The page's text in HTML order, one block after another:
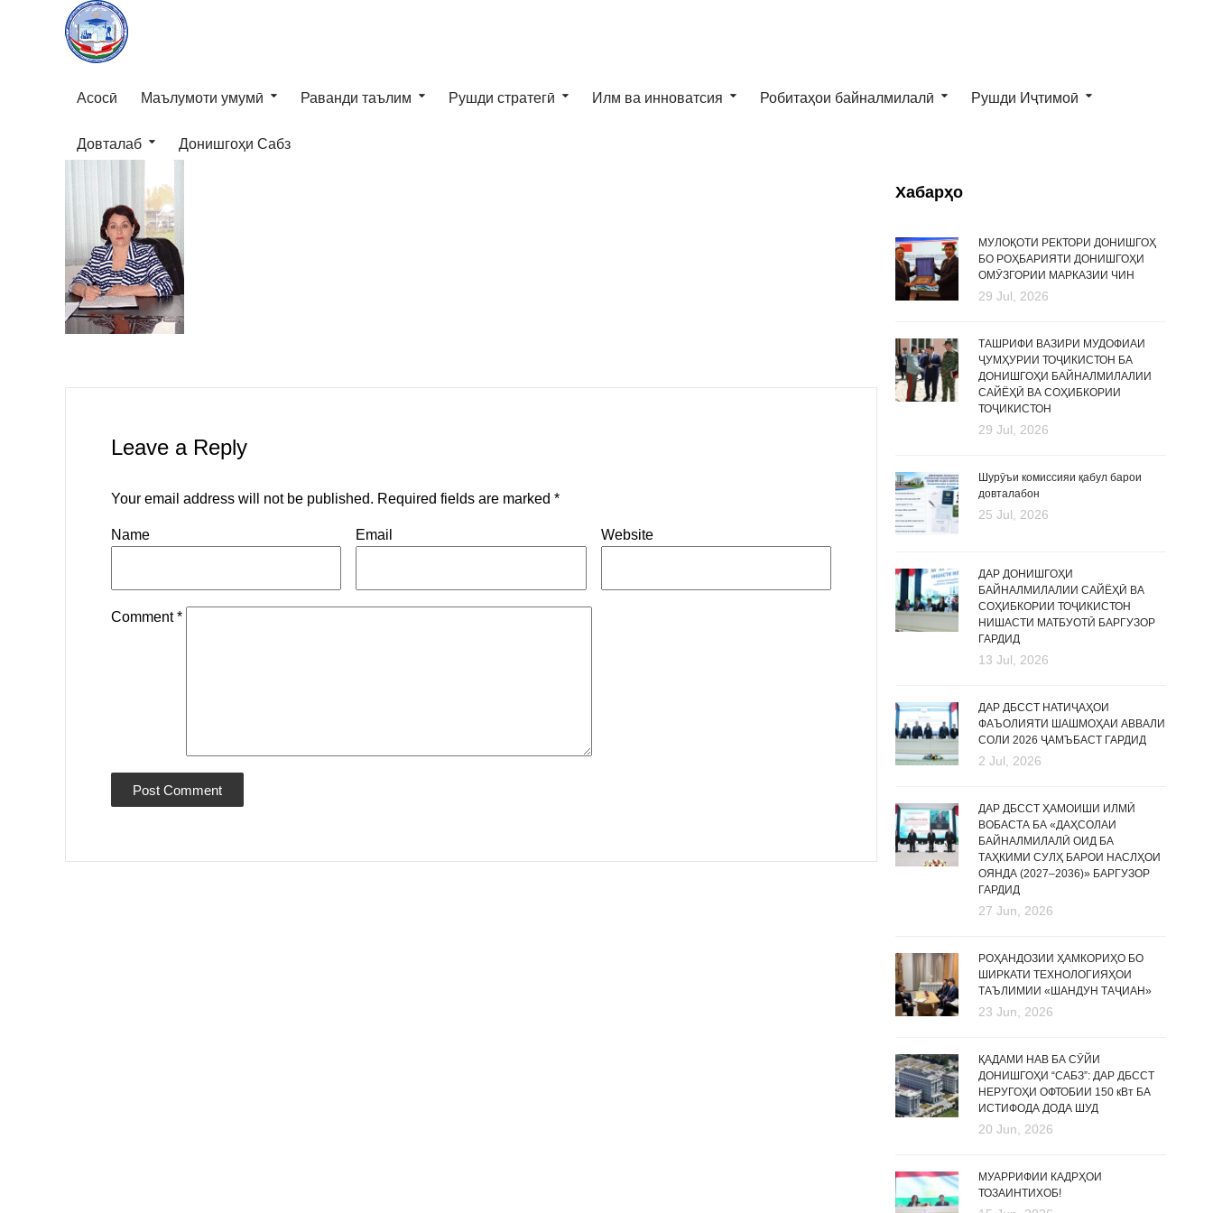
Асосӣ Маълумоти умумӣ Раванди таълим Рушди стратегӣ Илм ва инноватсия Робитаҳои байналмилалӣ Рушди Иҷтимоӣ
Довталаб Донишгоҳи Сабз
Leave a Reply
Your email address will not be published. Required fields are marked *
Name Email Website
Comment*
Хабарҳо
МУЛОҚОТИ РЕКТОРИ ДОНИШГОҲ
БО РОҲБАРИЯТИ ДОНИШГОҲИ
ОМӮЗГОРИИ МАРКАЗИИ ЧИН
29 Jul, 2026
ТАШРИФИ ВАЗИРИ МУДОФИАИ
ҶУМҲУРИИ ТОҶИКИСТОН БА
ДОНИШГОҲИ БАЙНАЛМИЛАЛИИ
САЙЁҲӢ ВА СОҲИБКОРИИ
ТОҶИКИСТОН
29 Jul, 2026
Шурӯъи комиссияи қабул барои
довталабон
25 Jul, 2026
ДАР ДОНИШГОҲИ
БАЙНАЛМИЛАЛИИ САЙЁҲӢ ВА
СОҲИБКОРИИ ТОҶИКИСТОН
НИШАСТИ МАТБУОТӢ БАРГУЗОР
ГАРДИД
13 Jul, 2026
ДАР ДБССТ НАТИҶАҲОИ
ФАЪОЛИЯТИ ШАШМОҲАИ АВВАЛИ
СОЛИ 2026 ҶАМЪБАСТ ГАРДИД
2 Jul, 2026
ДАР ДБССТ ҲАМОИШИ ИЛМӢ
ВОБАСТА БА «ДАҲСОЛАИ
БАЙНАЛМИЛАЛӢ ОИД БА
ТАҲКИМИ СУЛҲ БАРОИ НАСЛҲОИ
ОЯНДА (2027–2036)» БАРГУЗОР
ГАРДИД
27 Jun, 2026
РОҲАНДОЗИИ ҲАМКОРИҲО БО
ШИРКАТИ ТЕХНОЛОГИЯҲОИ
ТАЪЛИМИИ «ШАНДУН ТАҶИАН»
23 Jun, 2026
ҚАДАМИ НАВ БА СӮЙИ
ДОНИШГОҲИ “САБЗ”: ДАР ДБССТ
НЕРУГОҲИ ОФТОБИИ 150 кВт БА
ИСТИФОДА ДОДА ШУД
20 Jun, 2026
МУАРРИФИИ КАДРҲОИ
ТОЗАИНТИХОБ!